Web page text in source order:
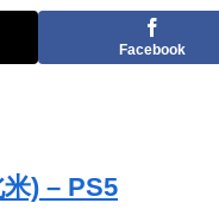
Facebook
) – PS5